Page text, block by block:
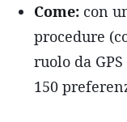
Come: con
procedure
ruolo da
150